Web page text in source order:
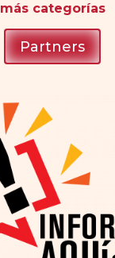
máscategorías
Partners